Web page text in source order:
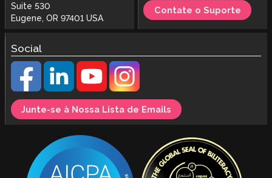
Suite 530
Eugene, OR 97401 USA
Contate o Suporte
Social
Junte-se à Nossa Lista de Emails